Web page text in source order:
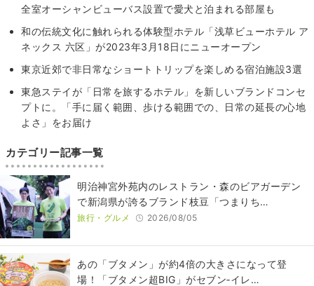
全室オーシャンビューバス設置で愛犬と泊まれる部屋も
和の伝統文化に触れられる体験型ホテル「浅草ビューホテル ア
ネックス 六区」が2023年3月18日にニューオープン
東京近郊で非日常なショートトリップを楽しめる宿泊施設3選
東急ステイが「日常を旅するホテル」を新しいブランドコンセ
プトに。「手に届く範囲、歩ける範囲での、日常の延長の心地
よさ」をお届け
カテゴリー記事一覧
明治神宮外苑内のレストラン・森のビアガーデン
で新潟県が誇るブランド枝豆「つまりち…
旅行・グルメ 2026/08/05
あの「ブタメン」が約4倍の大きさになって登
場！「ブタメン超BIG」がセブン‐イレ…